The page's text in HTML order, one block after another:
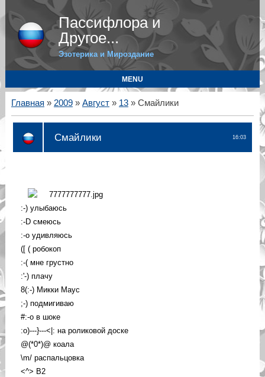
Пассифлора и
Другое...
Эзотерика и Мироздание
MENU
Главная » 2009 » Август » 13» Смайлики
16:03
Смайлики
:-) улыбаюсь
:-D смеюсь
:-o удивляюсь
([ ( робокоп
:-( мне грустно
:'-) плачу
8(:-) Микки Маус
;-) подмигиваю
#:-o в шоке
:o)---}---<|: на роликовой доске
@(*0*)@ коала
\m/ распальцовка
<^> B2